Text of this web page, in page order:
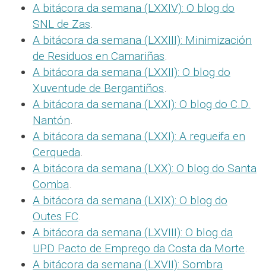
A bitácora da semana (LXXIV): O blog do
SNL de Zas.
A bitácora da semana (LXXIII): Minimización
de Residuos en Camariñas.
A bitácora da semana (LXXII): O blog do
Xuventude de Bergantiños.
A bitácora da semana (LXXI): O blog do C.D.
Nantón.
A bitácora da semana (LXXI): A regueifa en
Cerqueda.
A bitácora da semana (LXX): O blog do Santa
Comba.
A bitácora da semana (LXIX): O blog do
Outes FC.
A bitácora da semana (LXVIII): O blog da
UPD Pacto de Emprego da Costa da Morte.
A bitácora da semana (LXVII): Sombra